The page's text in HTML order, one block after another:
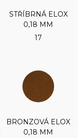
STŘÍBRNÁ ELOX
0,18 MM
17
BRONZOVÁ ELOX
0,18 MM